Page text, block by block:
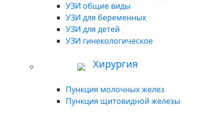
УЗИ общие виды
УЗИ для беременных
УЗИ для детей
УЗИ гинекологическое
Хирургия
Пункция молочных желез
Пункция щитовидной железы